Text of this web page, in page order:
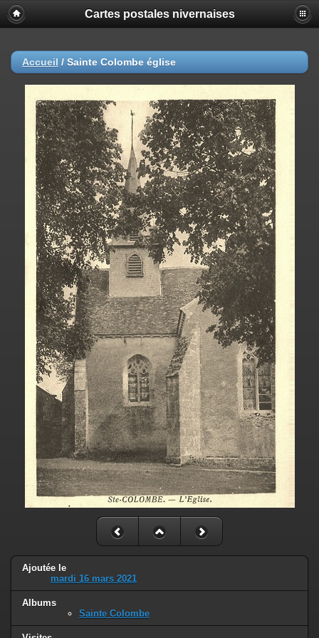
Cartes postales nivernaises
Accueil / Sainte Colombe église
Ajoutée le
mardi 16 mars 2021
Albums
Sainte Colombe